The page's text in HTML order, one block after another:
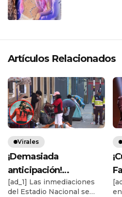
Artículos Relacionados
Virales
¡Demasiada
anticipación!
Serenazgo retira a
[ad_1] Las inmediaciones
del Estadio Nacional se